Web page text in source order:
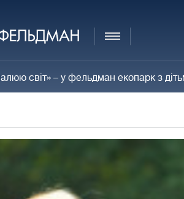
світ» – у фельдман екопарк з